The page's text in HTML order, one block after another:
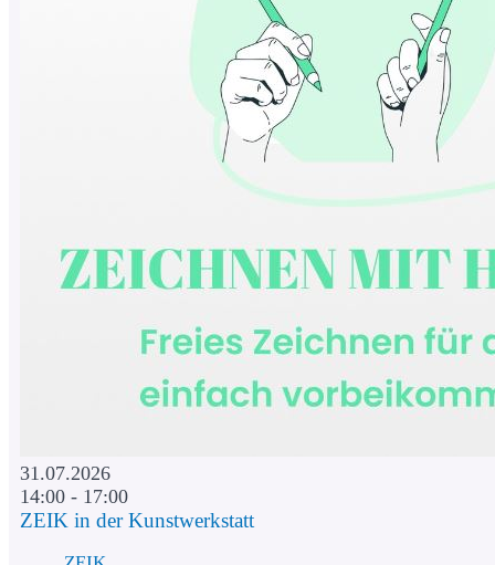
31.07.2026
14:00 - 17:00
ZEIK in der Kunstwerkstatt